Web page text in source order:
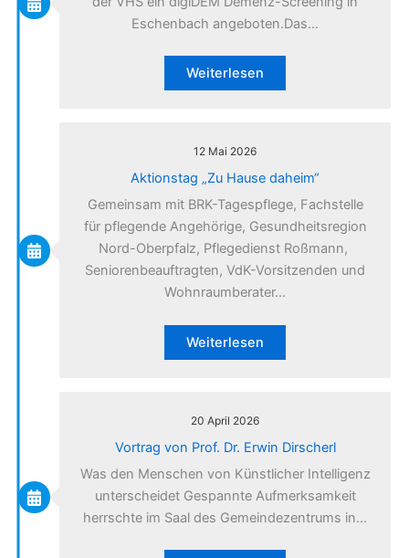
Eschenbach angeboten.Das…
Weiterlesen
12 Mai 2026
Aktionstag „Zu Hause daheim“
Gemeinsam mit BRK-Tagespflege, Fachstelle
für pflegende Angehörige, Gesundheitsregion
Nord-Oberpfalz, Pflegedienst Roßmann,
Seniorenbeauftragten, VdK-Vorsitzenden und
Wohnraumberater…
Weiterlesen
20 April 2026
Vortrag von Prof. Dr. Erwin Dirscherl
Was den Menschen von Künstlicher Intelligenz
unterscheidet Gespannte Aufmerksamkeit
herrschte im Saal des Gemeindezentrums in…